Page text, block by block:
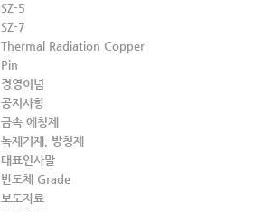
SZ-5
SZ-7
Thermal Radiation Copper
Pin
경영이념
공지사항
금속 에칭제
녹제거제, 방청제
대표인사말
반도체 Grade
보도자료